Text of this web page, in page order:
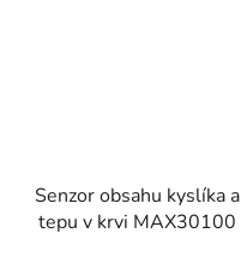
Senzor obsahu kyslíka a
tepu v krvi MAX30100